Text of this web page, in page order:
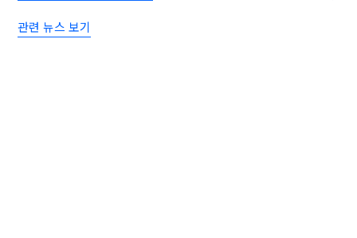
관련 뉴스 보기